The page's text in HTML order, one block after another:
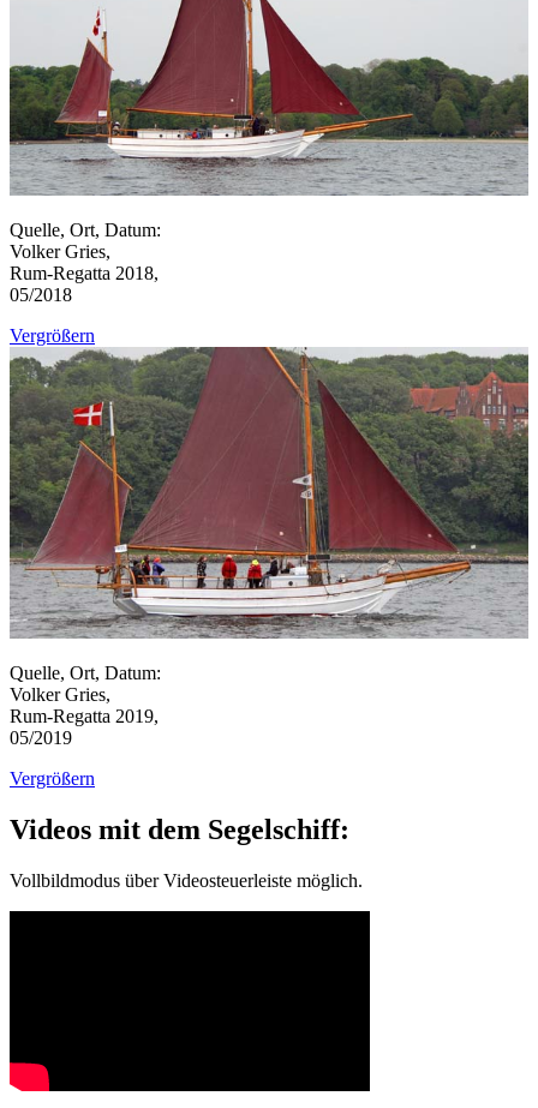
Quelle, Ort, Datum:
Volker Gries,
Rum-Regatta 2018,
05/2018
Vergrößern
Quelle, Ort, Datum:
Volker Gries,
Rum-Regatta 2019,
05/2019
Vergrößern
Videos mit dem Segelschiff:
Vollbildmodus über Videosteuerleiste möglich.